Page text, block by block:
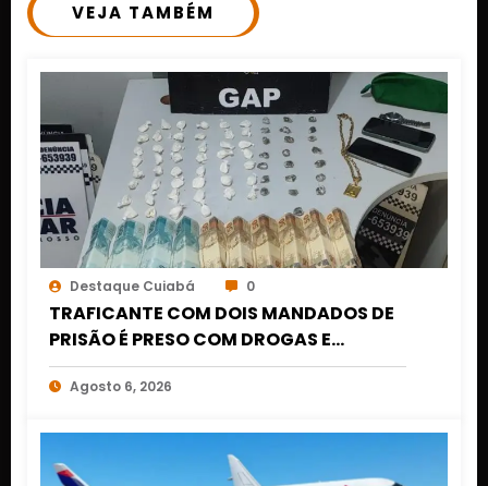
VEJA TAMBÉM
Destaque Cuiabá 0
TRAFICANTE COM DOIS MANDADOS DE
PRISÃO É PRESO COM DROGAS E
DINHEIRO NO 1º DE MARÇO EM CUIABÁ
Agosto 6, 2026